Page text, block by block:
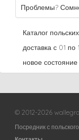
Проблемы?
Каталог
доставка с 01 по
новое состояние
© 2012-2026
Посредник с